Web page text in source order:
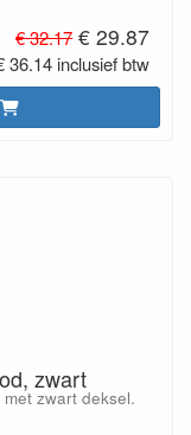
€ 32.17 € 29.87
36.14 inclusief btw
zwart
zwart deksel.